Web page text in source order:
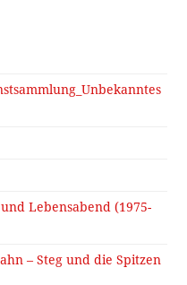
Lebensabend (1975-
– Steg und die Spitzen